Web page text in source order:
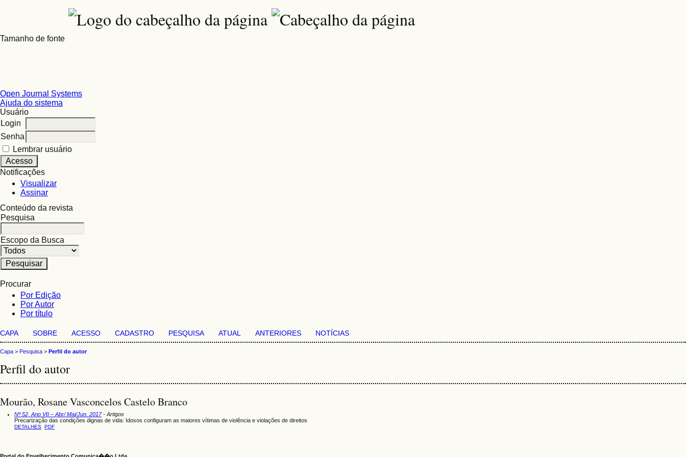
Tamanho de fonte
Open Journal Systems
Ajuda do sistema
Usuário
Login
Senha
Lembrar usuário
Notificações
Visualizar
Assinar
Conteúdo da revista
Pesquisa
Escopo da Busca
Procurar
Por Edição
Por Autor
Por título
CAPA SOBRE ACESSO CADASTRO PESQUISA ATUAL ANTERIORES NOTÍCIAS
Capa > Pesquisa > Perfil do autor
Perfil do autor
Mourão, Rosane Vasconcelos Castelo Branco
Nº 52, Ano VII – Abr/ Mai/Jun. 2017- Artigos
Precarização das condições dignas de vida: Idosos configuram as maiores vítimas de violência e violações de direitos
DETALHES PDF